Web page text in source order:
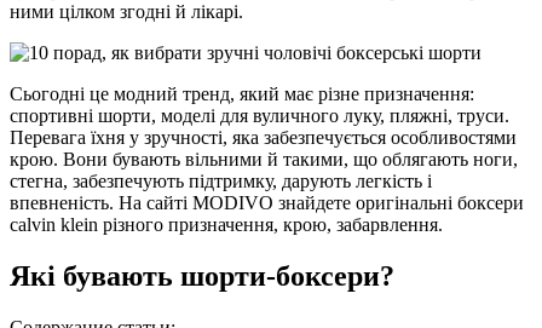
ними цілком згодні й лікарі.
Сьогодні це модний тренд, який має різне призначення:
спортивні шорти, моделі для вуличного луку, пляжні, труси.
Перевага їхня у зручності, яка забезпечується особливостями
крою. Вони бувають вільними й такими, що облягають ноги,
стегна, забезпечують підтримку, дарують легкість і
впевненість. На сайті MODIVO знайдете оригінальні боксери
calvin klein різного призначення, крою, забарвлення.
Які бувають шорти-боксери?